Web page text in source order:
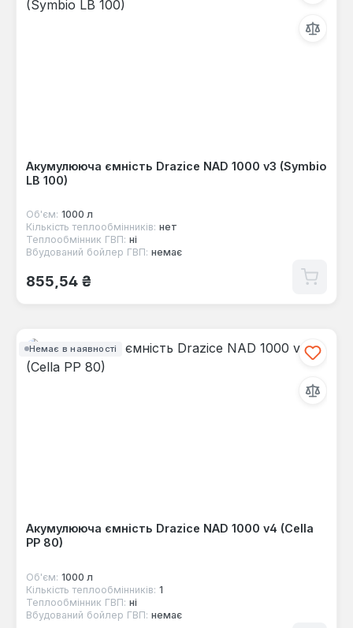
Акумулююча ємність Drazice NAD 1000 v3 (Symbio
LB 100)
Об'єм: 1000 л
Кількість теплообмінників: нет
Теплообмінник ГВП: ні
Вбудований бойлер ГВП: немає
Звичайна ціна:
855,54 ₴
Немає в наявності
Акумулююча ємність Drazice NAD 1000 v4 (Cella
PP 80)
Об'єм: 1000 л
Кількість теплообмінників: 1
Теплообмінник ГВП: ні
Вбудований бойлер ГВП: немає